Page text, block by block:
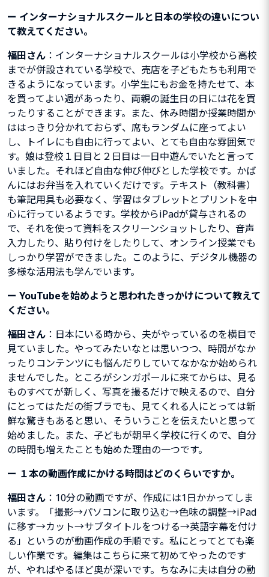
ー インターナショナルスクールと日本の学校の違いについ
て教えてください。
福田さん ：インターナショナルスクールは小学校から高校
までが併設されている学校で、売店を子どもたちも利用で
きるようになっています。小学生にもお金を持たせて、本
を買ってよい週があったり、両親の誕生日の日には花を買
ったりすることができます。また、休み時間か授業時間か
ははっきり分かれておらず、席もランダムに座ってよい
し、トイレにも自由に行ってよい、とても自由な雰囲気で
す。娘は登校１日目と２日目は一日中遊んでいたと言って
いました。それほど自由な伸び伸びとした学校です。かば
んにはお弁当を入れていくだけです。テキスト（教科書）
も筆記用具も必要なく、学習はタブレットとプリントを中
心に行っているようです。学校からiPadが貸与されるの
で、それを使って資料をスクリーンショットしたり、音声
入力したり、貼り付けをしたりして、オンライン授業でも
しっかり学習ができました。このように、デジタル機器の
多様な活用法も学んでいます。
ー YouTubeを始めようと思われたきっかけについて教えて
ください。
福田さん ：日本にいる時から、夫がやっているのを横目で
見ていました。やってみたいなとは思いつつ、時間がなか
ったりコンテンツにも悩んだりしていてなかなか始められ
ませんでした。ところがシンガポールに来てからは、見る
ものすべてが新しく、写真を撮るだけで映えるので、自分
にとってはただの街ブラでも、見てくれる人にとっては新
鮮な驚きもあると思い、そういうことを伝えたいと思って
始めました。また、子どもが朝早く学校に行くので、自分
の時間も増えたことも始めた理由の一つです。
ー １本の動画作成にかける時間はどのくらいですか。
福田さん ：10分の動画ですが、作成には1日かかってしま
います。「撮影→パソコンに取り込む→色味の調整→iPad
に移す→カット→サブタイトルをつける→英語字幕を付け
る」というのが動画作成の手順です。私にとってとても楽
しい作業です。編集はこちらに来て初めてやったのです
が、やればやるほど奥が深いです。ちなみに夫は自分の動